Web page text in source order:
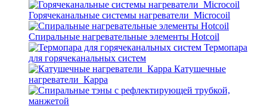
Горячеканальные системы нагреватели_Microcoil
Спиральные нагревательные элементы Hotcoil
Термопара
для горячеканальных систем
Катушечные
нагреватели_Карра